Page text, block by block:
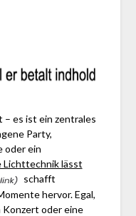
– es ist ein zentrales
Party,
oder ein
Lichttechnik lässt
schafft
hervor. Egal,
Konzert oder eine